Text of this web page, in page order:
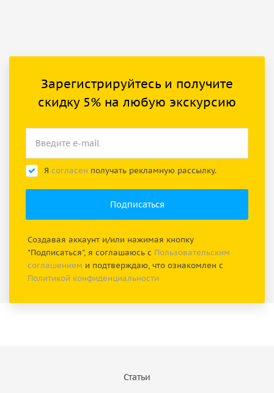
Зарегистрируйтесь и получите
скидку 5% на любую экскурсию
Я согласен получать рекламную рассылку.
Создавая аккаунт и/или нажимая кнопку
"Подписаться", я соглашаюсь с Пользовательским
соглашением и подтверждаю, что ознакомлен с
Политикой конфиденциальности
Статьи